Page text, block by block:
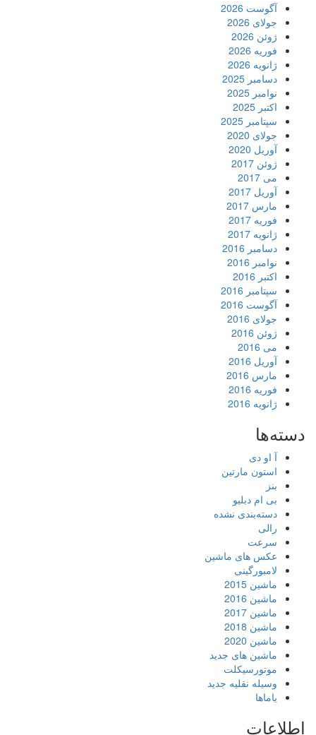
آگوست 2026
جولای 2026
ژوئن 2026
فوریه 2026
ژانویه 2026
دسامبر 2025
نوامبر 2025
اکتبر 2025
سپتامبر 2025
جولای 2020
آوریل 2020
ژوئن 2017
می 2017
آوریل 2017
مارس 2017
فوریه 2017
ژانویه 2017
دسامبر 2016
نوامبر 2016
اکتبر 2016
سپتامبر 2016
آگوست 2016
جولای 2016
ژوئن 2016
می 2016
آوریل 2016
مارس 2016
فوریه 2016
ژانویه 2016
دسته‌ها
آ او دی
استون مارتین
بنز
بی ام دبلیو
دسته‌بندی نشده
رالی
سرعت
عکس های ماشین
لامبورگینی
ماشین 2015
ماشین 2016
ماشین 2017
ماشین 2018
ماشین 2020
ماشین های جدید
موتورسیکلت
وسیله نقلیه جدید
یاماها
اطلاعات